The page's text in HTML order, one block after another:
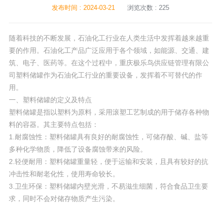
发布时间 : 2024-03-21 浏览次数 : 225
随着科技的不断发展，石油化工行业在人类生活中发挥着越来越重
要的作用。石油化工产品广泛应用于各个领域，如能源、交通、建
筑、电子、医药等。在这个过程中，重庆极乐鸟供应链管理有限公
司塑料储罐作为石油化工行业的重要设备，发挥着不可替代的作
用。
一、塑料储罐的定义及特点
塑料储罐是指以塑料为原料，采用滚塑工艺制成的用于储存各种物
料的容器。其主要特点包括：
1.耐腐蚀性：塑料储罐具有良好的耐腐蚀性，可储存酸、碱、盐等
多种化学物质，降低了设备腐蚀带来的风险。
2.轻便耐用：塑料储罐重量轻，便于运输和安装，且具有较好的抗
冲击性和耐老化性，使用寿命较长。
3.卫生环保：塑料储罐内壁光滑，不易滋生细菌，符合食品卫生要
求，同时不会对储存物质产生污染。